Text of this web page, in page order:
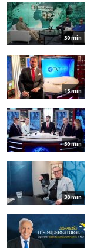
30 min
15 min
30 min
30 min